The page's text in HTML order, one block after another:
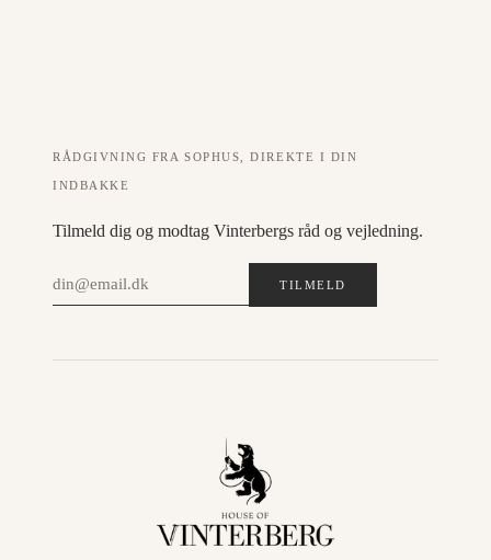
RÅDGIVNING FRA SOPHUS, DIREKTE I DIN
INDBAKKE
Tilmeld dig og modtag Vinterbergs råd og vejledning.
TILMELD